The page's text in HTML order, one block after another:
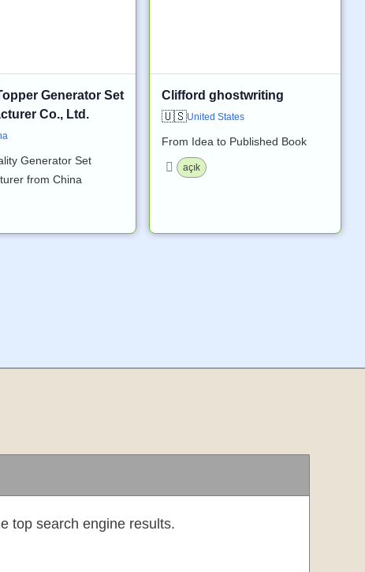
Generator Set
Co., Ltd.
Generator Set
from China
Clifford ghostwriting
🇺🇸United States
From Idea to Published Book
açık
top search engine results.